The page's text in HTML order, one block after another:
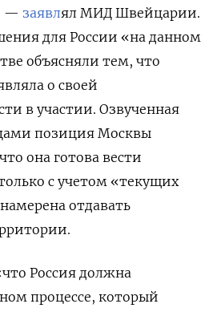
— заявлял МИД Швейцарии.
для России «на данном
объясняли тем, что
о своей
в участии. Озвученная
позиция Москвы
она готова вести
с учетом «текущих
отдавать
Россия должна
процессе, который